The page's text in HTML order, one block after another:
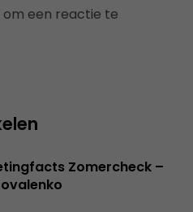
om een reactie te
Zomercheck –